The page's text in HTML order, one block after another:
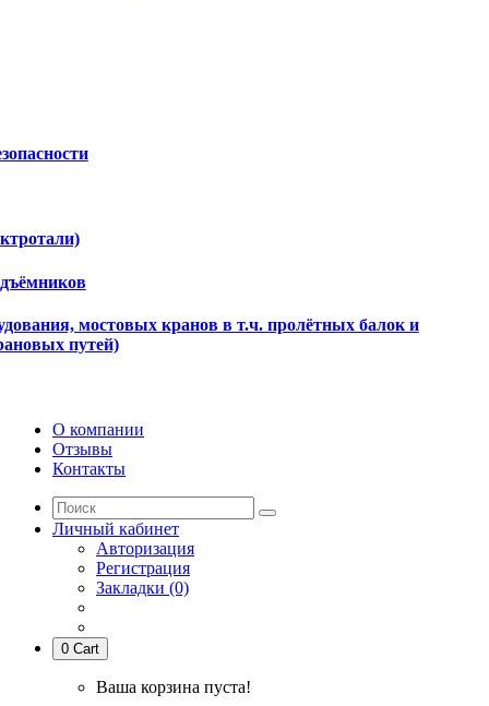
мостовых кранов в т.ч. пролётных балок и
путей)
О компании
Отзывы
Контакты
Личный кабинет
Авторизация
Регистрация
Закладки (0)
0 Cart
Ваша корзина пуста!